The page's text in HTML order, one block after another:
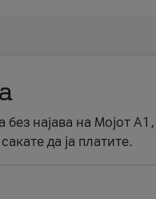
без најава на Мојот
да ја платите.